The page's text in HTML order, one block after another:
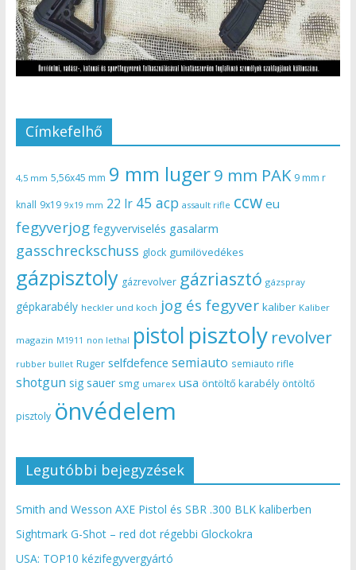
Címkefelhő
4,5 mm 5,56x45 mm 9 mm luger9 mm PAK 9 mm r
knall 9x19 9x19 mm 22 lr 45 acp assault rifle ccw eu
fegyverjog fegyverviselés gasalarm
gasschreckschuss glock gumilövedékes
gázpisztoly gázrevolver gázriasztó gázspray
gépkarabély heckler und koch jog és fegyver kaliber Kaliber
magazin M1911 non lethal pistol pisztoly revolver
rubber bullet Ruger selfdefence semiauto semiauto rifle
shotgun sig sauer smg umarex usa öntöltő karabély öntöltő
pisztoly önvédelem
Legutóbbi bejegyzések
Smith and Wesson AXE Pistol és SBR .300 BLK kaliberben
Sightmark G-Shot – red dot régebbi Glockokra
USA: TOP10 kézifegyvergyártó